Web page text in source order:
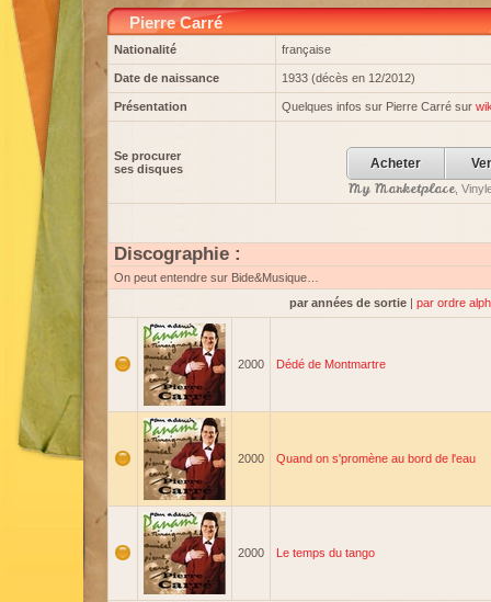
Pierre Carré
Nationalité française
Date de naissance 1933 (décès en 12/2012)
Présentation Quelques infos sur Pierre Carré sur
Se procurer
ses disques
Acheter
My Marketplace,
Discographie :
On peut entendre sur Bide&Musique…
par années de sortie | par ordre
2000 Dédé de Montmartre
2000 Quand on s'promène au bord de l'eau
2000 Le temps du tango